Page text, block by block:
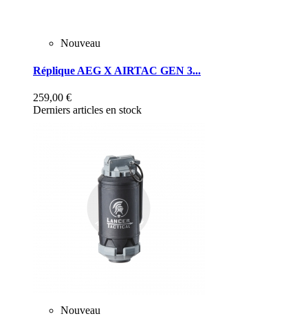
Nouveau
Réplique AEG X AIRTAC GEN 3...
259,00 €
Derniers articles en stock
Nouveau